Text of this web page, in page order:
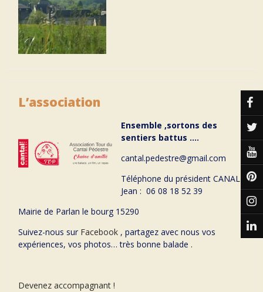
L’association
Ensemble ,sortons des
sentiers battus ….
cantal.pedestre@gmail.com
Téléphone du président CANAL
Jean : 06 08 18 52 39
Mairie de Parlan le bourg 15290
Suivez-nous sur Facebook , partagez avec nous vos
expériences, vos photos… très bonne balade .
Devenez accompagnant !